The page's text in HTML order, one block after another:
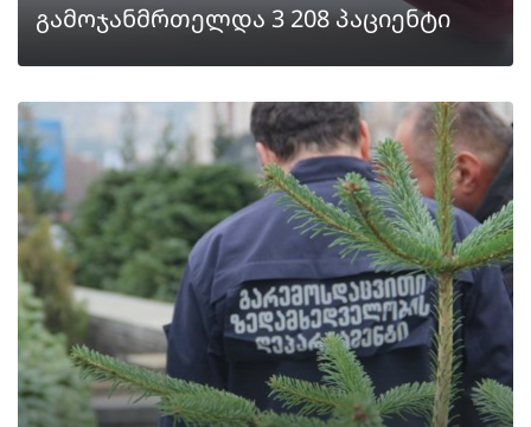
გამოჯანმრთელდა 3 208 პაციენტი
ᲒᲐᲒᲠᲫᲔᲚᲔᲑᲐ